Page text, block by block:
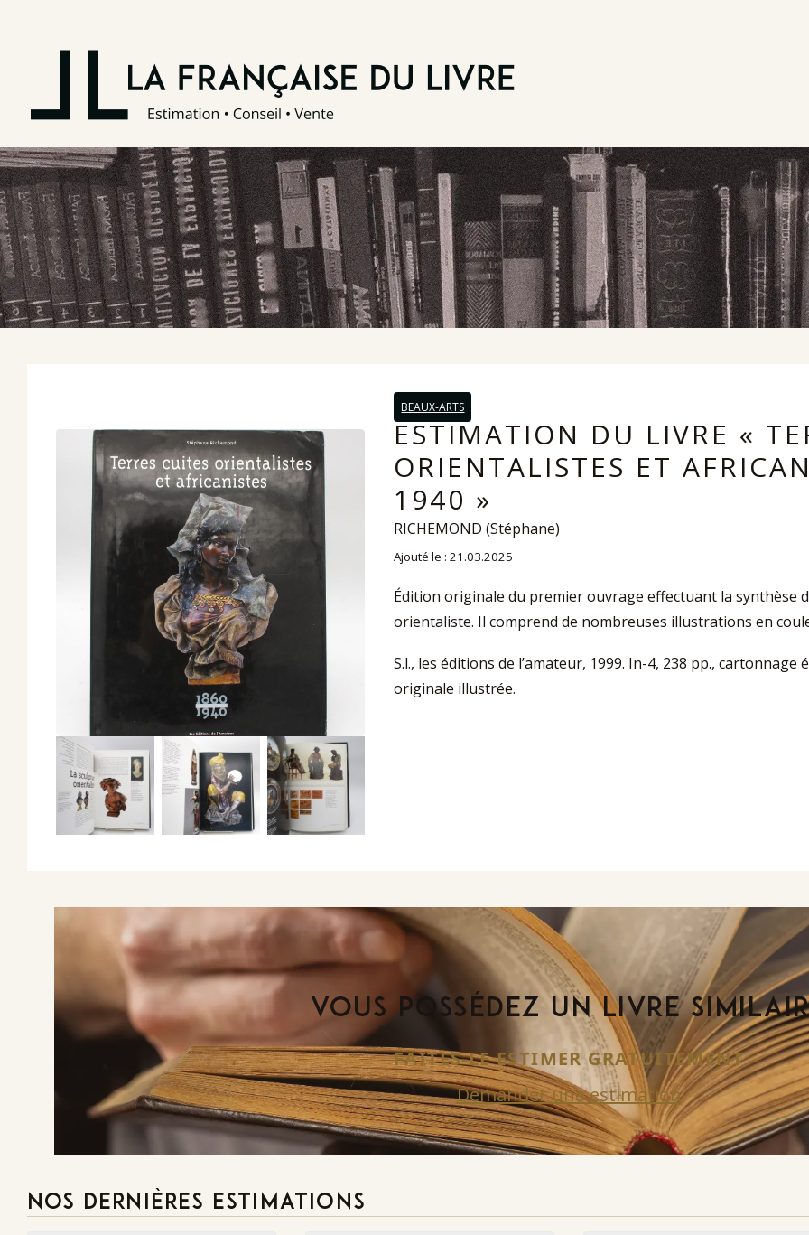
BEAUX-ARTS
ESTIMATION DU LIVRE «
ORIENTALISTES ET
1940 »
RICHEMOND (Stéphane)
Ajouté le : 21.03.2025
Édition originale du premier ouvrage effectuant la synthèse
orientaliste. Il comprend de nombreuses illustrations en
S.l., les éditions de l’amateur, 1999. In-4, 238 pp.,
originale illustrée.
VOUS POSSÉDEZ UN LIVRE
FAITES-LE ESTIMER GRATUITEMENT
Demander une estimation
NOS DERNIÈRES ESTIMATIONS